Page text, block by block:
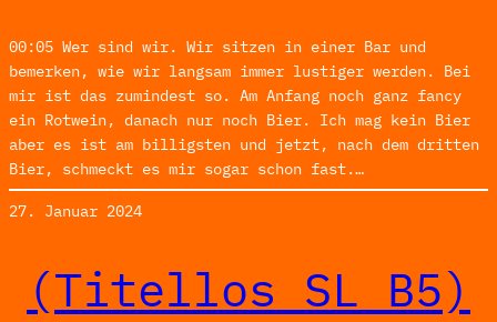
00:05 Wer sind wir. Wir sitzen in einer Bar und
bemerken, wie wir langsam immer lustiger werden. Bei
mir ist das zumindest so. Am Anfang noch ganz fancy
ein Rotwein, danach nur noch Bier. Ich mag kein Bier
aber es ist am billigsten und jetzt, nach dem dritten
Bier, schmeckt es mir sogar schon fast.…
27. Januar 2024
(Titellos SL_B5)